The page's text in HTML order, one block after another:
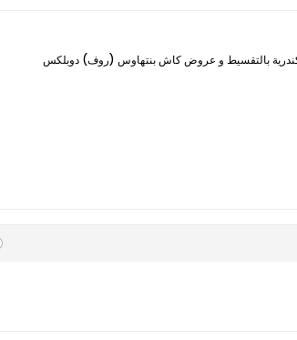
بالتقسيط و عروض كاش بنتهاوس (روف) دوبلكس